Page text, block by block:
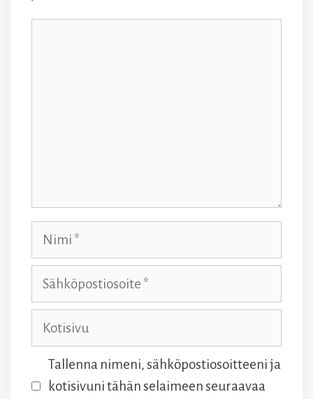
Nimi
Sähköpostiosoite
Kotisivu
Tallenna nimeni, sähköpostiosoitteeni ja
kotisivuni tähän selaimeen seuraavaa